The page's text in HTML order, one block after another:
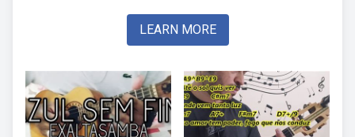
LEARN MORE